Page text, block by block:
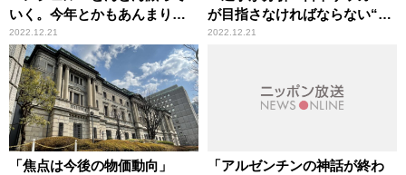
いく。今年とかもあんまり無
かったな」 ダイジェスト映
像での存在感に寂しさ
2022.12.21
が目指さなければならない“2
つの強さ”
2022.12.21
「焦点は今後の物価動向」
「アルゼンチンの神話が終わ